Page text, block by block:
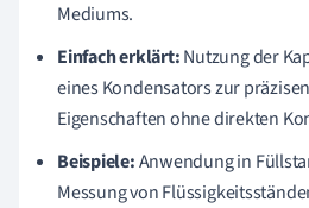
Mediums.
Einfach erklärt:Nutzung der
eines Kondensators zur
Eigenschaften ohne direkten
Beispiele:Anwendung in
Messung von